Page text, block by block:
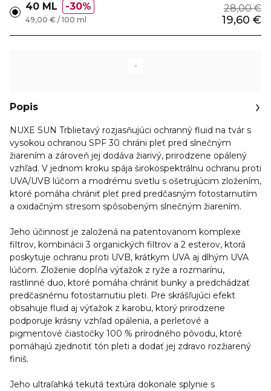
40 ML 30% 28,00 €
19,60 €
49,00 € / 100 ml
Popis
NUXE SUN Trblietavý rozjasňujúci ochranný fluid na tvár s
vysokou ochranou SPF 30 chráni pleť pred slnečným
žiarením a zároveň jej dodáva žiarivý, prirodzene opálený
vzhľad. V jednom kroku spája širokospektrálnu ochranu proti
UVA/UVB lúčom a modrému svetlu s ošetrujúcim zložením,
ktoré pomáha chrániť pleť pred predčasným fotostarnutím
a oxidačným stresom spôsobeným slnečným žiarením.
Jeho účinnosť je založená na patentovanom komplexe
filtrov, kombinácii 3 organických filtrov a 2 esterov, ktorá
poskytuje ochranu proti UVB, krátkym UVA aj dlhým UVA
lúčom. Zloženie dopĺňa výťažok z ryže a rozmarínu,
rastlinné duo, ktoré pomáha chrániť bunky a predchádzať
predčasnému fotostarnutiu pleti. Pre skrášľujúci efekt
obsahuje fluid aj výťažok z karobu, ktorý prirodzene
podporuje krásny vzhľad opálenia, a perleťové a
pigmentové čiastočky 100 % prírodného pôvodu, ktoré
pomáhajú zjednotiť tón pleti a dodať jej zdravo rozžiarený
finiš.
Jeho ultraľahká tekutá textúra dokonale splynie s